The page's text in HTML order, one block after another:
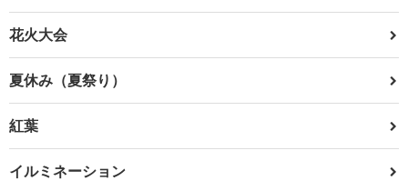
花火大会
夏休み（夏祭り）
紅葉
イルミネーション